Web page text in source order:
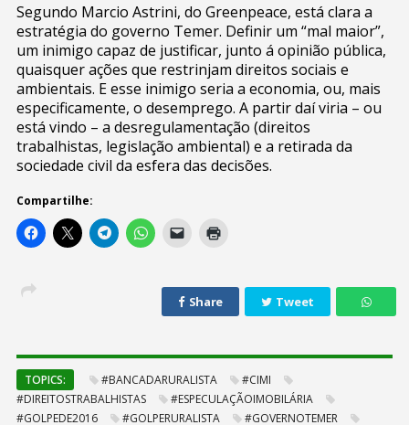
Segundo Marcio Astrini, do Greenpeace, está clara a
estratégia do governo Temer. Definir um “mal maior”,
um inimigo capaz de justificar, junto á opinião pública,
quaisquer ações que restrinjam direitos sociais e
ambientais. E esse inimigo seria a economia, ou, mais
especificamente, o desemprego. A partir daí viria – ou
está vindo – a desregulamentação (direitos
trabalhistas, legislação ambiental) e a retirada da
sociedade civil da esfera das decisões.
Compartilhe:
Share Tweet
TOPICS: #BANCADARURALISTA
#CIMI
#DIREITOSTRABALHISTAS
#ESPECULAÇÃOIMOBILÁRIA
#GOLPEDE2016
#GOLPERURALISTA #GOVERNOTEMER